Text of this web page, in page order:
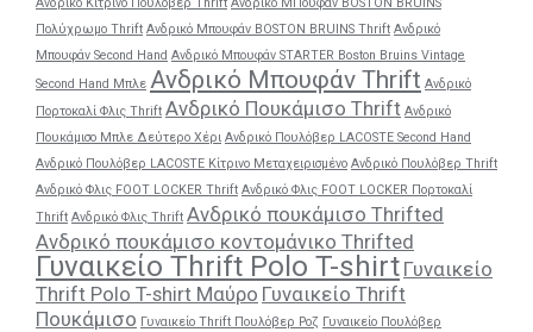
Πολύχρωμο Thrift Ανδρικό Μπουφάν BOSTON BRUINS Thrift Ανδρικό
Μπουφάν Second Hand Ανδρικό Μπουφάν STARTER Boston Bruins Vintage
Second Hand Μπλε Ανδρικό Μπουφάν Thrift Ανδρικό
Πορτοκαλί Φλις Thrift Ανδρικό Πουκάμισο Thrift Ανδρικό
Πουκάμισο Μπλε Δεύτερο Χέρι Ανδρικό Πουλόβερ LACOSTE Second Hand
Ανδρικό Πουλόβερ LACOSTE Κίτρινο Μεταχειρισμένο Ανδρικό Πουλόβερ Thrift
Ανδρικό Φλις FOOT LOCKER Thrift Ανδρικό Φλις FOOT LOCKER Πορτοκαλί
Thrift Ανδρικό Φλις Thrift Ανδρικό πουκάμισο Thrifted
Ανδρικό πουκάμισο κοντομάνικο Thrifted
Γυναικείο Thrift Polo T-shirt Γυναικείο
Thrift Polo T-shirt Μαύρο Γυναικείο Thrift
Πουκάμισο Γυναικείο Thrift Πουλόβερ Ροζ Γυναικείο Πουλόβερ